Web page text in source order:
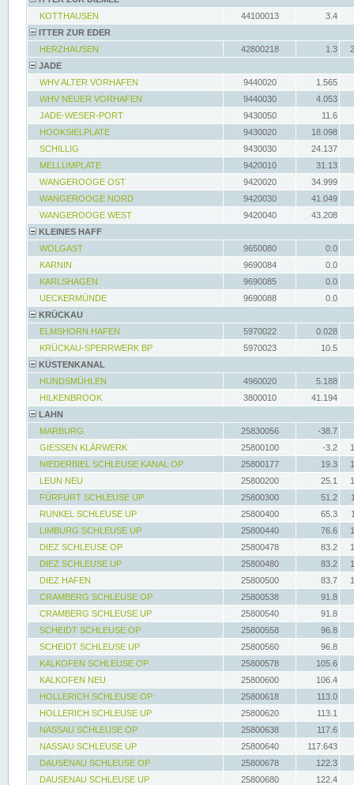
KOTTHAUSEN
44100013
3.4
ITTER ZUR EDER
HERZHAUSEN
42800218 1.3
JADE
WHV ALTER VORHAFEN
9440020
1.565
WHV NEUER VORHAFEN
9440030
4.053
JADE-WESER-PORT
9430050
11.6
HOOKSIELPLATE
9430020
18.098
SCHILLIG
9430030
24.137
MELLUMPLATE
9420010
31.13
WANGEROOGE OST
9420020
34.999
WANGEROOGE NORD
9420030
41.049
WANGEROOGE WEST
9420040
43.208
KLEINES HAFF
WOLGAST
9650080
0.0
KARNIN
9690084
0.0
KARLSHAGEN
9690085
0.0
UECKERMÜNDE
9690088
0.0
KRÜCKAU
ELMSHORN HAFEN
5970022
0.028
KRÜCKAU-SPERRWERK BP
5970023
10.5
KÜSTENKANAL
HUNDSMÜHLEN
4960020
5.188
HILKENBROOK
3800010
41.194
LAHN
MARBURG
25830056
-38.7
GIESSEN KLÄRWERK
25800100 -3.2
NIEDERBIEL SCHLEUSE KANAL OP
25800177 19.3
LEUN NEU
25800200 25.1
FÜRFURT SCHLEUSE UP
25800300 51.2
RUNKEL SCHLEUSE UP
25800400 65.3
LIMBURG SCHLEUSE UP
25800440 76.6
DIEZ SCHLEUSE OP
25800478 83.2
DIEZ SCHLEUSE UP
25800480 83.2
DIEZ HAFEN
25800500 83.7
CRAMBERG SCHLEUSE OP
25800538
91.8
CRAMBERG SCHLEUSE UP
25800540
91.8
SCHEIDT SCHLEUSE OP
25800558
96.8
SCHEIDT SCHLEUSE UP
25800560
96.8
KALKOFEN SCHLEUSE OP
25800578
105.6
KALKOFEN NEU
25800600
106.4
HOLLERICH SCHLEUSE OP
25800618
113.0
HOLLERICH SCHLEUSE UP
25800620
113.1
NASSAU SCHLEUSE OP
25800638
117.6
NASSAU SCHLEUSE UP
25800640
117.643
DAUSENAU SCHLEUSE OP
25800678
122.3
DAUSENAU SCHLEUSE UP
25800680
122.4